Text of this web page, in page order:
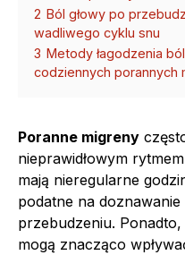
2 Ból głowy po
wadliwego cyklu snu
3 Metody łagodzenia
codziennych porannych
Poranne migreny
nieprawidłowym
mają nieregularne
podatne na doznawanie
przebudzeniu. Ponadto,
mogą znacząco